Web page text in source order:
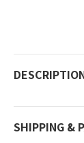
SHIPPING &